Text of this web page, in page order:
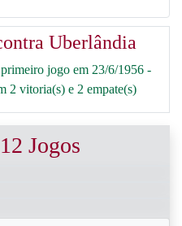
Uberlândia
jogo em 23/6/1956 -
2 vitoria(s) e 2 empate(s)
Jogos